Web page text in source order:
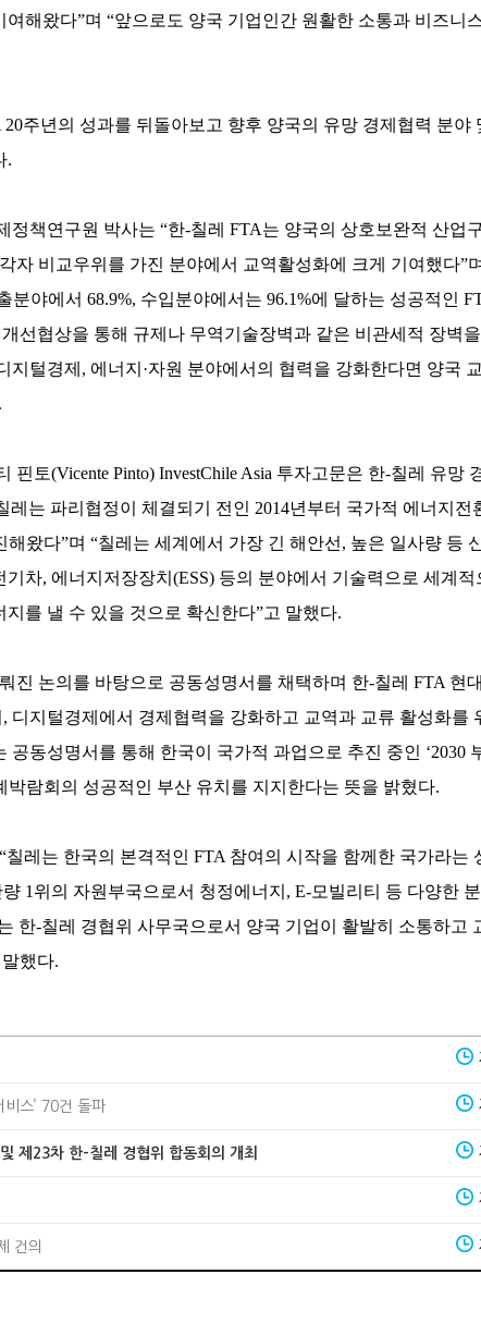
해왔다”며 “앞으로도 양국 기업인간 원활한 소통과 비즈니
주년의 성과를 뒤돌아보고 향후 양국의 유망 경제협력 분야
.
정책연구원 박사는 “한-칠레 FTA는 양국의 상호보완적 산업
자 비교우위를 가진 분야에서 교역활성화에 크게 기여했다”
분야에서 68.9%, 수입분야에서는 96.1%에 달하는 성공적인
선협상을 통해 규제나 무역기술장벽과 같은 비관세적 장벽
지털경제, 에너지·자원 분야에서의 협력을 강화한다면 양국
핀토(Vicente Pinto) InvestChile Asia 투자고문은 한-칠레 유망
는 파리협정이 체결되기 전인 2014년부터 국가적 에너지전
해왔다”며 “칠레는 세계에서 가장 긴 해안선, 높은 일사량 등
차, 에너지저장장치(ESS) 등의 분야에서 기술력으로 세계
를 낼 수 있을 것으로 확신한다”고 말했다.
진 논의를 바탕으로 공동성명서를 채택하며 한-칠레 FTA 현
디지털경제에서 경제협력을 강화하고 교역과 교류 활성화를
공동성명서를 통해 한국이 국가적 과업으로 추진 중인 ‘2030
박람회의 성공적인 부산 유치를 지지한다는 뜻을 밝혔다.
레는 한국의 본격적인 FTA 참여의 시작을 함께한 국가라는
1위의 자원부국으로서 청정에너지, E-모빌리티 등 다양한
한-칠레 경협위 사무국으로서 양국 기업이 활발히 소통하고
했다.
비스’ 70건 돌파
제23차 한-칠레 경협위 합동회의 개최
건의